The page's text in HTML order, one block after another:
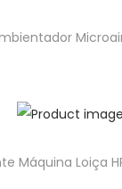
Máquina Loiça